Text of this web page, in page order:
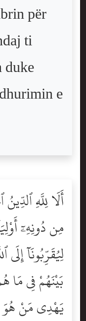
për
ti
e
أَلَا لِلَّهِ
مِن دُونِهِۦٓ
لِيُقَرِّبُونَآ
بَيْنَهُمْ فِى مَا
يَهْدِى مَنْ